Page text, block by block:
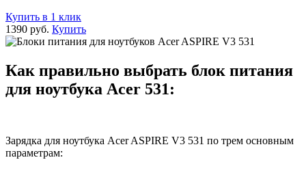
Купить в 1 клик
1390 руб. Купить
Как правильно выбрать блок питания
для ноутбука Acer 531:
Зарядка для ноутбука Acer ASPIRE V3 531 по трем основным
параметрам: